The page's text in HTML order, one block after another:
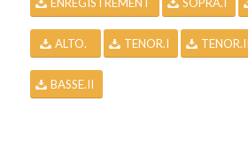
ALTO. TENOR.I TENOR.II
BASSE.II